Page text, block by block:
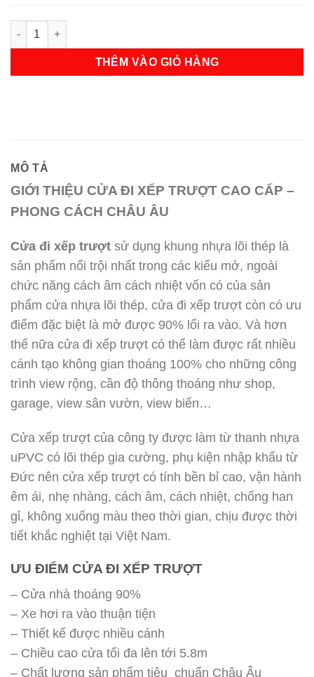
Cửa đi xếp trượt khung nhựa lõi thép số lượng
THÊM VÀO GIỎ HÀNG
MÔ TẢ
GIỚI THIỆU CỬA ĐI XẾP TRƯỢT CAO CẤP –
PHONG CÁCH CHÂU ÂU
Cửa đi xếp trượt sử dụng khung nhựa lõi thép là
sản phẩm nổi trội nhất trong các kiểu mở, ngoài
chức năng cách âm cách nhiệt vốn có của sản
phẩm cửa nhựa lõi thép, cửa đi xếp trượt còn có ưu
điểm đặc biệt là mở được 90% lối ra vào. Và hơn
thế nữa cửa đi xếp trượt có thể làm được rất nhiều
cánh tạo không gian thoáng 100% cho những công
trình view rộng, cần độ thông thoáng như shop,
garage, view sân vườn, view biển…
Cửa xếp trượt của công ty được làm từ thanh nhựa
uPVC có lõi thép gia cường, phụ kiện nhập khẩu từ
Đức nên cửa xếp trượt có tính bền bỉ cao, vận hành
êm ái, nhẹ nhàng, cách âm, cách nhiệt, chống han
gỉ, không xuống màu theo thời gian, chịu được thời
tiết khắc nghiệt tại Việt Nam.
ƯU ĐIỂM CỬA ĐI XẾP TRƯỢT
– Cửa nhà thoáng 90%
– Xe hơi ra vào thuận tiện
– Thiết kế được nhiều cánh
– Chiều cao cửa tối đa lên tới 5.8m
– Chất lượng sản phẩm tiêu chuẩn Châu Âu